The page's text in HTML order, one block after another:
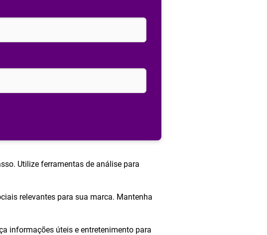
Utilize ferramentas de análise para
relevantes para sua marca. Mantenha
informações úteis e entretenimento para